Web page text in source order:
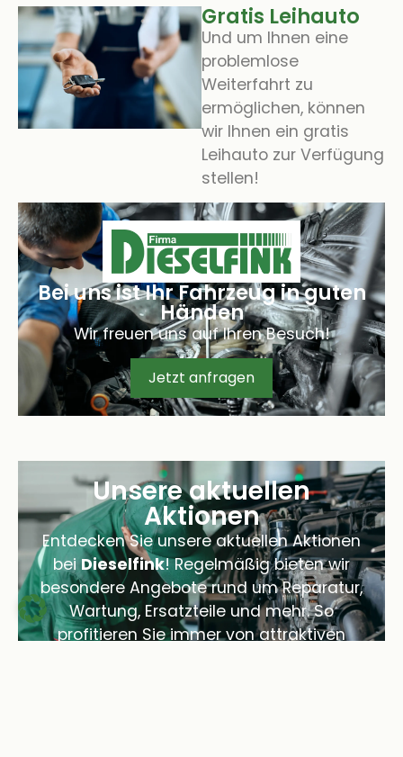
Gratis Leihauto
Und um Ihnen eine
problemlose
Weiterfahrt zu
ermöglichen, können
wir Ihnen ein gratis
Leihauto zur Verfügung
stellen!
Bei uns ist Ihr Fahrzeug in guten
Händen
Wir freuen uns auf Ihren Besuch!
Jetzt anfragen
Unsere aktuellen
Aktionen
Entdecken Sie unsere aktuellen Aktionen
bei Dieselfink! Regelmäßig bieten wir
besondere Angebote rund um Reparatur,
Wartung, Ersatzteile und mehr. So
profitieren Sie immer von attraktiven